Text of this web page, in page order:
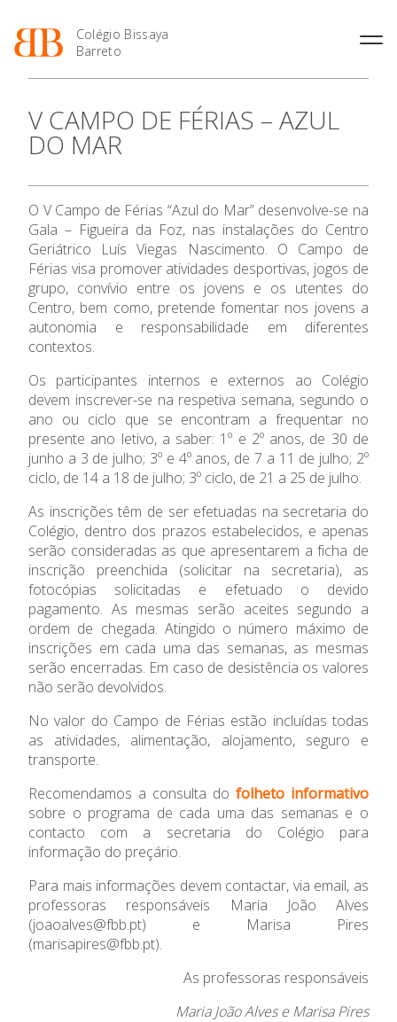
Colégio Bissaya
Barreto
O Colégio
Projeto Educativo
Organização
Colaboradores Não
Docentes
Instalações
Ofertas de emprego
Regulamentos
Jornal “O Coreto”
Privacidade
Oferta Formativa
Enriquecimento Curricular
Oferta Curricular
Sala de Estudo
Atividades de Interrupção
Letiva
Academia de Línguas
Ensino Profissional
Profissionais
Matrículas
Termalismo
Curso de Técnico/a de Apoio
à Família e à Comunidade
Ofertas de Emprego
Ano Letivo
2027
Calendários
de Educação
SIGE
Secretariado de Exames
Admissão
Informações
APEE
Notícias
V CAMPO DE FÉRIAS – AZUL
DO MAR
O V Campo de Férias “Azul do Mar” desenvolve-se na
Gala – Figueira da Foz, nas instalações do Centro
Geriátrico Luís Viegas Nascimento. O Campo de
Férias visa promover atividades desportivas, jogos de
grupo, convívio entre os jovens e os utentes do
Centro, bem como, pretende fomentar nos jovens a
autonomia e responsabilidade em diferentes
contextos.
Os participantes internos e externos ao Colégio
devem inscrever-se na respetiva semana, segundo o
ano ou ciclo que se encontram a frequentar no
presente ano letivo, a saber: 1º e 2º anos, de 30 de
junho a 3 de julho; 3º e 4º anos, de 7 a 11 de julho; 2º
ciclo, de 14 a 18 de julho; 3º ciclo, de 21 a 25 de julho.
As inscrições têm de ser efetuadas na secretaria do
Colégio, dentro dos prazos estabelecidos, e apenas
serão consideradas as que apresentarem a ficha de
inscrição preenchida (solicitar na secretaria), as
fotocópias solicitadas e efetuado o devido
pagamento. As mesmas serão aceites segundo a
ordem de chegada. Atingido o número máximo de
inscrições em cada uma das semanas, as mesmas
serão encerradas. Em caso de desistência os valores
não serão devolvidos.
No valor do Campo de Férias estão incluídas todas
as atividades, alimentação, alojamento, seguro e
transporte.
Recomendamos a consulta do folheto informativo
sobre o programa de cada uma das semanas e o
contacto com a secretaria do Colégio para
informação do preçário.
Para mais informações devem contactar, via email, as
professoras responsáveis Maria João Alves
(joaoalves@fbb.pt) e Marisa Pires
(marisapires@fbb.pt).
As professoras responsáveis
Maria João Alves e Marisa Pires